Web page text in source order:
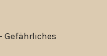
Gefährliches